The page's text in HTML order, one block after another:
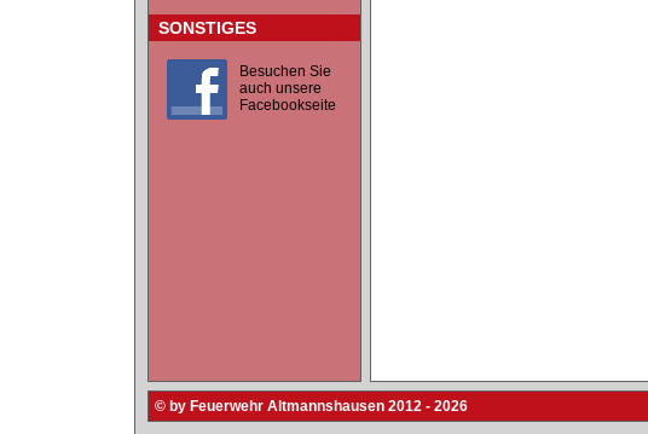
SONSTIGES
Besuchen Sie
auch unsere
Facebookseite
© by Feuerwehr Altmannshausen 2012 - 2026